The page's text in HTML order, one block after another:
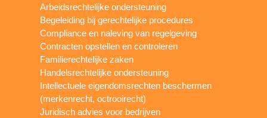
Arbeidsrechtelijke ondersteuning
Begeleiding bij gerechtelijke procedures
Compliance en naleving van regelgeving
Contracten opstellen en controleren
Familierechtelijke zaken
Handelsrechtelijke ondersteuning
Intellectuele eigendomsrechten beschermen
(merkenrecht, octrooirecht)
Juridisch advies voor bedrijven